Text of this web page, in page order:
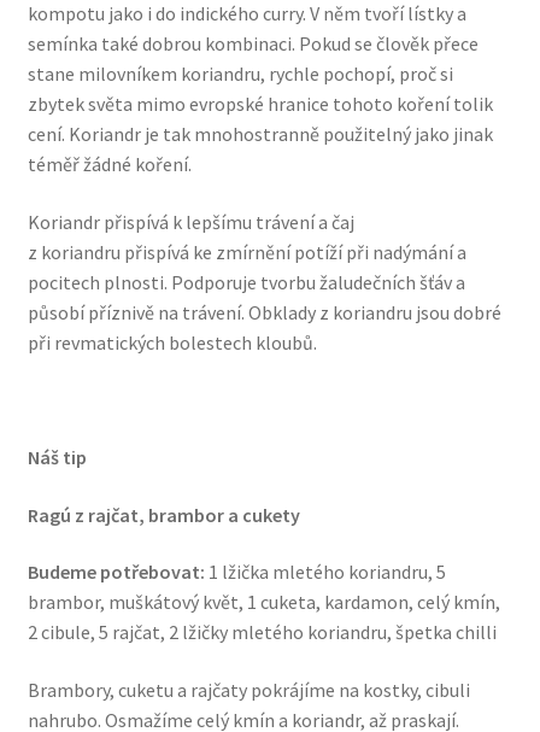
kompotu jako i do indického curry. V něm tvoří lístky a
semínka také dobrou kombinaci. Pokud se člověk přece
stane milovníkem koriandru, rychle pochopí, proč si
zbytek světa mimo evropské hranice tohoto koření tolik
cení. Koriandr je tak mnohostranně použitelný jako jinak
téměř žádné koření.
Koriandr přispívá k lepšímu trávení a čaj
z koriandru přispívá ke zmírnění potíží při nadýmání a
pocitech plnosti. Podporuje tvorbu žaludečních šťáv a
působí příznivě na trávení. Obklady z koriandru jsou dobré
při revmatických bolestech kloubů.
Náš tip
Ragú z rajčat, brambor a cukety
Budeme potřebovat: 1 lžička mletého koriandru, 5
brambor, muškátový květ, 1 cuketa, kardamon, celý kmín,
2 cibule, 5 rajčat, 2 lžičky mletého koriandru, špetka chilli
Brambory, cuketu a rajčaty pokrájíme na kostky, cibuli
nahrubo. Osmažíme celý kmín a koriandr, až praskají.